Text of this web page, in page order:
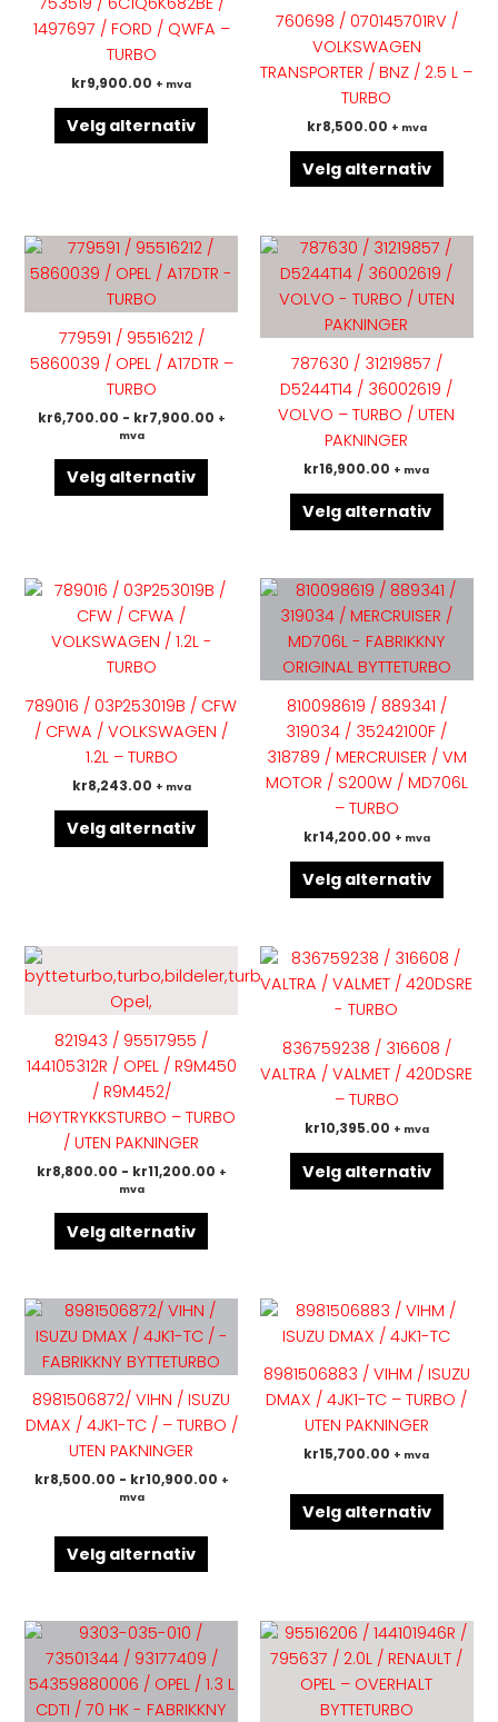
1497697 / FORD / QWFA –
TURBO
kr9,900.00 + mva
Velg alternativ
varianter.
Alternativene
produktsiden
760698 / 070145701RV /
VOLKSWAGEN
TRANSPORTER / BNZ / 2.5 L –
TURBO
kr8,500.00 + mva
Velg alternativ
kan
779591 / 95516212 /
5860039 / OPEL / A17DTR –
TURBO
kr6,700.00 - kr7,900.00 +
mva
Velg alternativ
Dette
produktet
Alternativene
velges
produktsiden
787630 / 31219857 /
D5244T14 / 36002619 /
VOLVO – TURBO / UTEN
PAKNINGER
kr16,900.00 + mva
Velg alternativ
Dette
har
kan
velges
789016 / 03P253019B / CFW
/ CFWA / VOLKSWAGEN /
1.2L – TURBO
kr8,243.00 + mva
Velg alternativ
Dette
produktet
har
Alternativene
kan
810098619 / 889341 /
319034 / 35242100F /
318789 / MERCRUISER / VM
MOTOR / S200W / MD706L
– TURBO
kr14,200.00 + mva
Velg alternativ
Dette
har
flere
kan
velges
på
821943 / 95517955 /
144105312R / OPEL / R9M450
/ R9M452/
HØYTRYKKSTURBO – TURBO
/ UTEN PAKNINGER
kr8,800.00 - kr11,200.00 +
mva
Velg alternativ
produktet
flere
varianter.
Alternativene
kan
på
produktsiden
836759238 / 316608 /
VALTRA / VALMET / 420DSRE
– TURBO
kr10,395.00 + mva
Velg alternativ
Dette
flere
8981506872/ VIHN / ISUZU
DMAX / 4JK1-TC / – TURBO /
UTEN PAKNINGER
kr8,500.00 - kr10,900.00 +
mva
Velg alternativ
Dette
produktet
har
varianter.
Alternativene
velges
produktsiden
8981506883 / VIHM / ISUZU
DMAX / 4JK1-TC – TURBO /
UTEN PAKNINGER
kr15,700.00 + mva
Velg alternativ
Dette
flere
produktet
har
flere
Dette